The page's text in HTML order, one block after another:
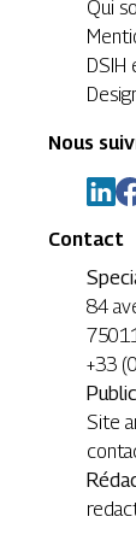
Qui
DSIH
Nous
Contact
84
+33
Site